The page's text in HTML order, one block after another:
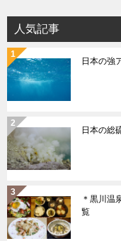
ョ
ン
人気記事
日本の強
日本の総
＊黒川温
覧